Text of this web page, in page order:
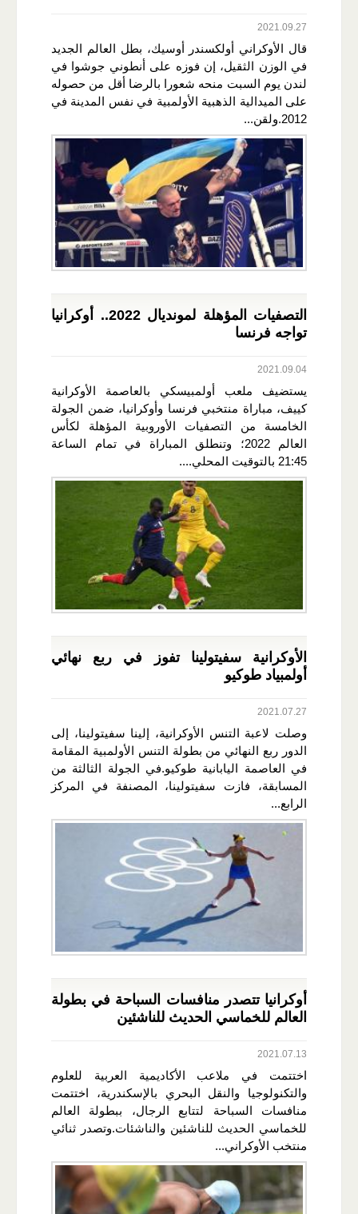
2021.09.27
قال الأوكراني أولكسندر أوسيك، بطل العالم الجديد
في الوزن الثقيل، إن فوزه على أنطوني جوشوا في
لندن يوم السبت منحه شعورا بالرضا أقل من حصوله
على الميدالية الذهبية الأولمبية في نفس المدينة في
2012.ولقن...
التصفيات المؤهلة لمونديال 2022.. أوكرانيا
تواجه فرنسا
2021.09.04
يستضيف ملعب أولمبيسكي بالعاصمة الأوكرانية
كييف، مباراة منتخبي فرنسا وأوكرانيا، ضمن الجولة
الخامسة من التصفيات الأوروبية المؤهلة لكأس
العالم 2022؛ وتنطلق المباراة في تمام الساعة
21:45 بالتوقيت المحلي....
الأوكرانية سفيتولينا تفوز في ربع نهائي
أولمبياد طوكيو
2021.07.27
وصلت لاعبة التنس الأوكرانية، إلينا سفيتولينا، إلى
الدور ربع النهائي من بطولة التنس الأولمبية المقامة
في العاصمة اليابانية طوكيو.في الجولة الثالثة من
المسابقة، فازت سفيتولينا، المصنفة في المركز
الرابع...
أوكرانيا تتصدر منافسات السباحة في بطولة
العالم للخماسي الحديث للناشئين
2021.07.13
اختتمت في ملاعب الأكاديمية العربية للعلوم
والتكنولوجيا والنقل البحري بالإسكندرية، اختتمت
منافسات السباحة لتتابع الرجال، ببطولة العالم
للخماسي الحديث للناشئين والناشئات.وتصدر ثنائي
منتخب الأوكراني...